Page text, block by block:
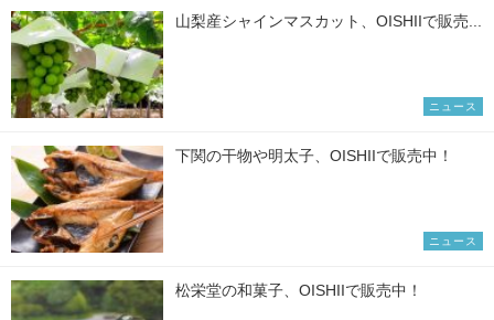
山梨産シャインマスカット、OISHIIで販売...
ニュース
下関の干物や明太子、OISHIIで販売中！
ニュース
松栄堂の和菓子、OISHIIで販売中！